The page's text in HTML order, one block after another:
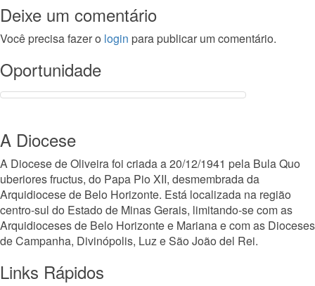
Deixe um comentário
Você precisa fazer o login para publicar um comentário.
Oportunidade
A Diocese
A Diocese de Oliveira foi criada a 20/12/1941 pela Bula Quo
uberiores fructus, do Papa Pio XII, desmembrada da
Arquidiocese de Belo Horizonte. Está localizada na região
centro-sul do Estado de Minas Gerais, limitando-se com as
Arquidioceses de Belo Horizonte e Mariana e com as Dioceses
de Campanha, Divinópolis, Luz e São João del Rei.
Links Rápidos